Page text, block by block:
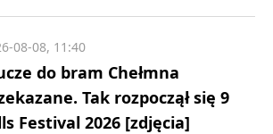
do bram Chełmna
Tak rozpoczął się 9
Festival 2026 [zdjęcia]
08-08, 11:40